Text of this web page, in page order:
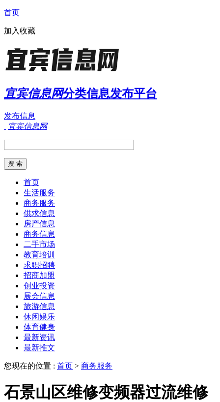
首页
加入收藏
宜宾信息网分类信息发布平台
发布信息
宜宾信息网
首页
生活服务
商务服务
供求信息
房产信息
商务信息
二手市场
教育培训
求职招聘
招商加盟
创业投资
展会信息
旅游信息
休闲娱乐
体育健身
最新资讯
最新推文
您现在的位置 : 首页 > 商务服务
石景山区维修变频器过流维修